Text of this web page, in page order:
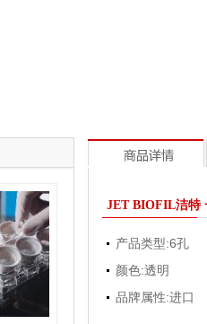
JET BIOFIL洁特
产品类型:6孔
颜色:透明
品牌属性:进口